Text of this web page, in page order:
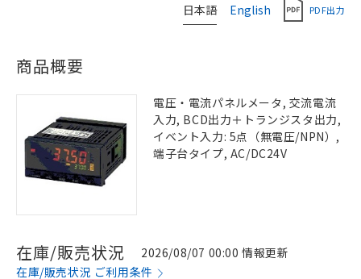
日本語 English PDF出力
商品概要
電圧・電流パネルメータ, 交流電流
入力, BCD出力＋トランジスタ出力,
イベント入力: 5点（無電圧/NPN）,
端子台タイプ, AC/DC24V
在庫/販売状況
2026/08/07 00:00 情報更新
在庫/販売状況 ご利用条件